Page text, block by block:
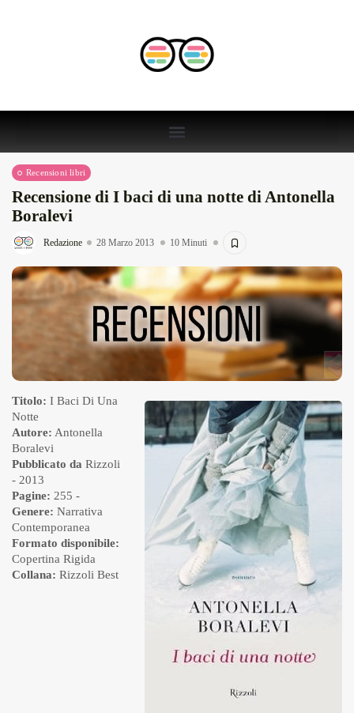
Recensioni libri
Recensione di I baci di una notte di Antonella
Boralevi
Redazione 28 Marzo 2013 10 Minuti
Titolo: I Baci Di Una
Notte
Autore: Antonella
Boralevi
Pubblicato da Rizzoli
- 2013
Pagine: 255 -
Genere: Narrativa
Contemporanea
Formato disponibile:
Copertina Rigida
Collana: Rizzoli Best